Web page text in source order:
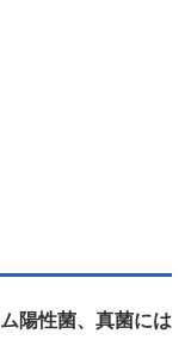
陽性菌、真菌には